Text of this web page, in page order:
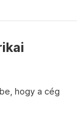
hogy a cég